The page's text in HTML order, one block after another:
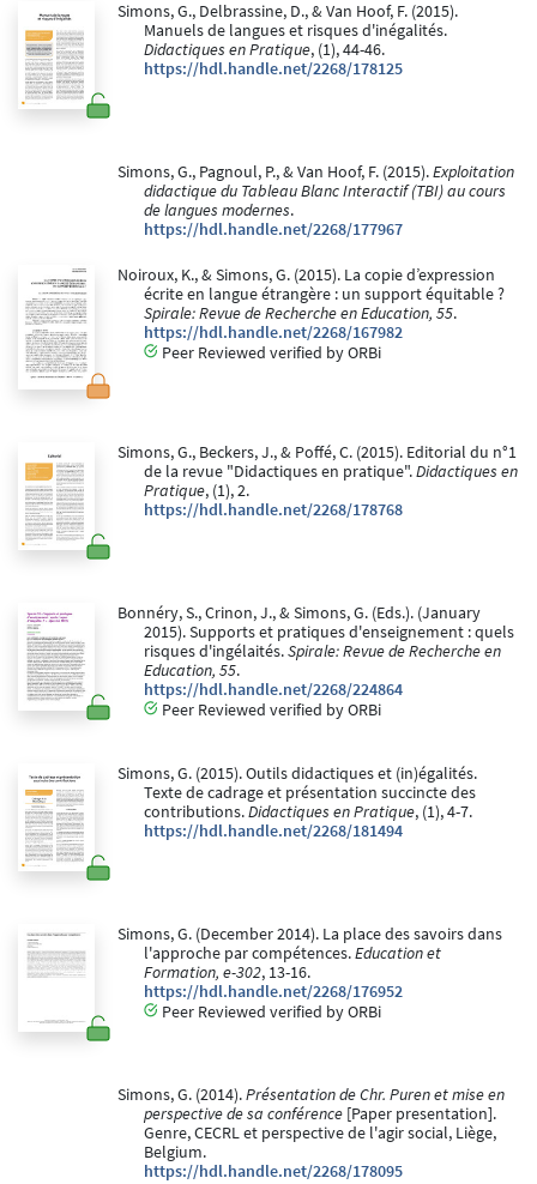
Simons, G., Delbrassine, D., & Van Hoof, F. (2015).
Manuels de langues et risques d'inégalités.
Didactiques en Pratique, (1), 44-46.
https://hdl.handle.net/2268/178125
Simons, G., Pagnoul, P., & Van Hoof, F. (2015).Exploitation
didactique du Tableau Blanc Interactif (TBI) au cours
de langues modernes.
https://hdl.handle.net/2268/177967
Noiroux, K., & Simons, G. (2015). La copie d’expression
écrite en langue étrangère : un support équitable ?
Spirale: Revue de Recherche en Education, 55.
https://hdl.handle.net/2268/167982
Peer Reviewed verified by ORBi
Simons, G., Beckers, J., & Poffé, C. (2015). Editorial du n°1
de la revue "Didactiques en pratique".Didactiques en
Pratique, (1), 2.
https://hdl.handle.net/2268/178768
Bonnéry, S., Crinon, J., & Simons, G. (Eds.). (January
2015). Supports et pratiques d'enseignement : quels
risques d'ingélaités.Spirale: Revue de Recherche en
Education, 55.
https://hdl.handle.net/2268/224864
Peer Reviewed verified by ORBi
Simons, G. (2015). Outils didactiques et (in)égalités.
Texte de cadrage et présentation succincte des
contributions.Didactiques en Pratique, (1), 4-7.
https://hdl.handle.net/2268/181494
Simons, G. (December 2014). La place des savoirs dans
l'approche par compétences.Education et
Formation, e-302, 13-16.
https://hdl.handle.net/2268/176952
Peer Reviewed verified by ORBi
Simons, G. (2014).Présentation de Chr. Puren et mise en
perspective de sa conférence [Paper presentation].
Genre, CECRL et perspective de l'agir social, Liège,
Belgium.
https://hdl.handle.net/2268/178095